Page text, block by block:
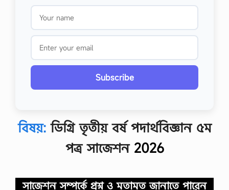
Subscribe
বিষয়:ডিগ্রি তৃতীয় বর্ষ পদার্থবিজ্ঞান ৫ম
পত্র সাজেশন 2026
সাজেশন সম্পর্কে প্রশ্ন ও মতামত জানাতে পারেন